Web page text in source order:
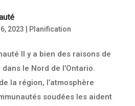
2023 Planification
Il y a bien des raisons de
le Nord de l’Ontario.
la région, l’atmosphère
soudées les aident